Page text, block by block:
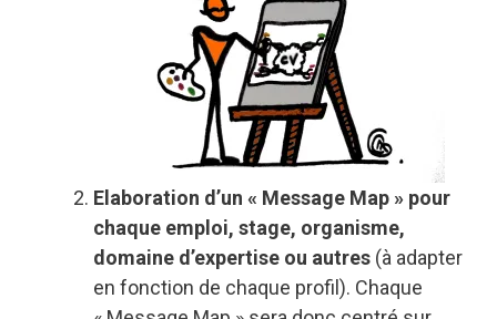
Elaboration d’un « Message Map » pour
chaque emploi, stage, organisme,
domaine d’expertise ou autres (à adapter
en fonction de chaque profil). Chaque